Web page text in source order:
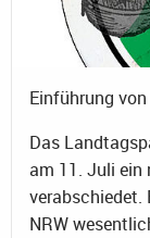
Einführung
Das
am 11. Juli ein
verabschiedet.
NRW